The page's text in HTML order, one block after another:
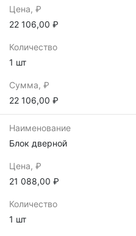
Цена, ₽
22 106,00 ₽
Количество
1 шт
Сумма, ₽
22 106,00 ₽
Наименование
Блок дверной
Цена, ₽
21 088,00 ₽
Количество
1 шт